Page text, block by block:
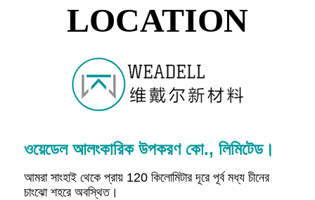
LOCATION
ওয়েডেল আলংকারিক উপকরণ কো., লিমিটেড।
আমরা সাংহাই থেকে প্রায় 120 কিলোমিটার দূরে পূর্ব মধ্য চীনের
চাংঝো শহরে অবস্থিত।